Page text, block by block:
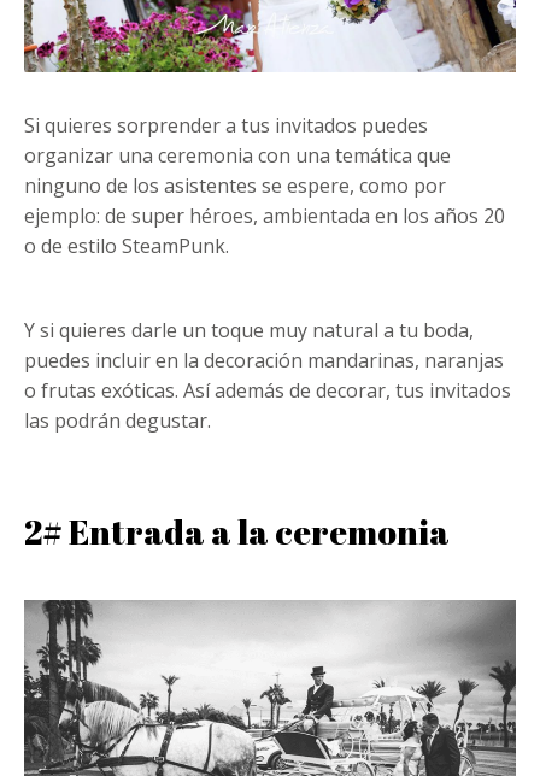
Si quieres sorprender a tus invitados puedes
organizar una ceremonia con una temática que
ninguno de los asistentes se espere, como por
ejemplo: de super héroes, ambientada en los años 20
o de estilo SteamPunk.
Y si quieres darle un toque muy natural a tu boda,
puedes incluir en la decoración mandarinas, naranjas
o frutas exóticas. Así además de decorar, tus invitados
las podrán degustar.
2# Entrada a la ceremonia